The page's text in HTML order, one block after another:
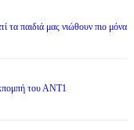
τα παιδιά μας νιώθουν πιο μόνα
του ΑΝΤ1